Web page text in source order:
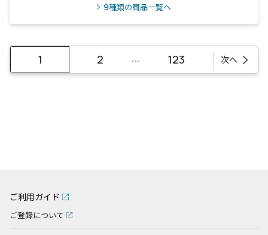
9種類の商品一覧へ
1 2 … 123 次へ
ご利用ガイド
ご登録について